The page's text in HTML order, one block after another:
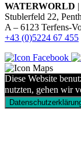
WATERWORLD
Stublerfeld 22,
A – 6123 Terfens-
+43 (0)5224 67 455
Diese Website
nutzten, gehen wir